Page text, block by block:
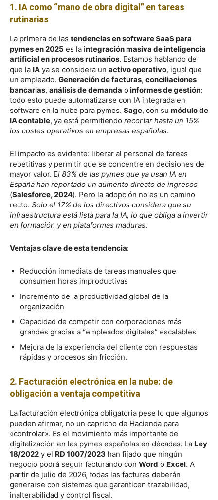
1. IA como “mano de obra digital” en tareas
rutinarias
La primera de las tendencias en software SaaS para
pymes en 2025 es la integración masiva de inteligencia
artificial en procesos rutinarios. Estamos hablando de
que la IA ya se considera un activo operativo, igual que
un empleado. Generación de facturas, conciliaciones
bancarias, análisis de demanda o informes de gestión:
todo esto puede automatizarse con IA integrada en
software en la nube para pymes. Sage, con su módulo de
IA contable, ya está permitiendo recortar hasta un 15%
los costes operativos en empresas españolas.
El impacto es evidente: liberar al personal de tareas
repetitivas y permitir que se concentre en decisiones de
mayor valor. El 83% de las pymes que ya usan IA en
España han reportado un aumento directo de ingresos
(Salesforce, 2024). Pero la adopción no es un camino
recto. Solo el 17% de los directivos considera que su
infraestructura está lista para la IA, lo que obliga a invertir
en formación y en plataformas maduras.
Ventajas clave de esta tendencia:
Reducción inmediata de tareas manuales que
consumen horas improductivas
Incremento de la productividad global de la
organización
Capacidad de competir con corporaciones más
grandes gracias a “empleados digitales” escalables
Mejora de la experiencia del cliente con respuestas
rápidas y procesos sin fricción.
2. Facturación electrónica en la nube: de
obligación a ventaja competitiva
La facturación electrónica obligatoria pese lo que algunos
pueden afirmar, no un capricho de Hacienda para
«controlar». Es el movimiento más importante de
digitalización en las pymes españolas en décadas. La Ley
18/2022 y el RD 1007/2023 han fijado que ningún
negocio podrá seguir facturando con Word o Excel. A
partir de julio de 2026, todas las facturas deberán
generarse con sistemas que garanticen trazabilidad,
inalterabilidad y control fiscal.